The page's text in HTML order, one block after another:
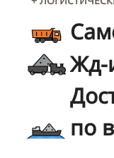
Жд-
по